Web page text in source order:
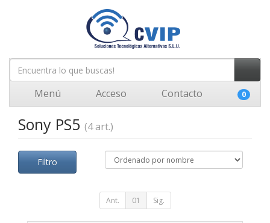
Menú Acceso Contacto 0
Sony PS5 (4 art.)
Filtro
Ant. 01 Sig.